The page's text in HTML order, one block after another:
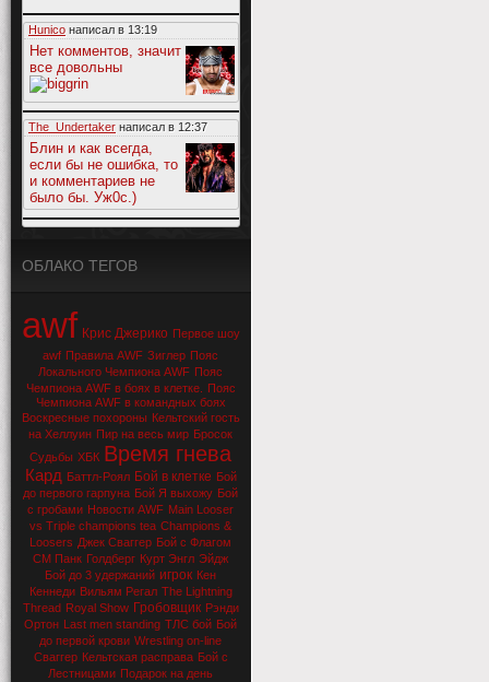
Hunico написал в 13:19
Нет комментов, значит
все довольны
The_Undertaker написал в 12:37
Блин и как всегда,
если бы не ошибка, то
и комментариев не
было бы. Уж0с.)
ОБЛАКО ТЕГОВ
awf Крис Джерико Первое шоу
awf Правила AWF Зиглер Пояс
Локального Чемпиона AWF Пояс
Чемпиона AWF в боях в клетке.
Пояс
Чемпиона AWF в командных боях
Воскресные похороны Кельтский гость
на Хеллуин Пир на весь мир Бросок
Судьбы ХБК Время гнева
Кард Баттл-Роял Бой в клетке Бой
до первого гарпуна Бой Я выхожу Бой
с гробами Новости AWF Main Looser
vs Triple champions tea Champions &
Loosers Джек Сваггер Бой с Флагом
СМ Панк Голдберг Курт Энгл Эйдж
Бой до 3 удержаний игрок Кен
Кеннеди Вильям Регал The Lightning
Thread Royal Show Гробовщик Рэнди
Ортон Last men standing ТЛС бой Бой
до первой крови Wrestling on-line
Сваггер Кельтская расправа Бой с
Лестницами Подарок на день